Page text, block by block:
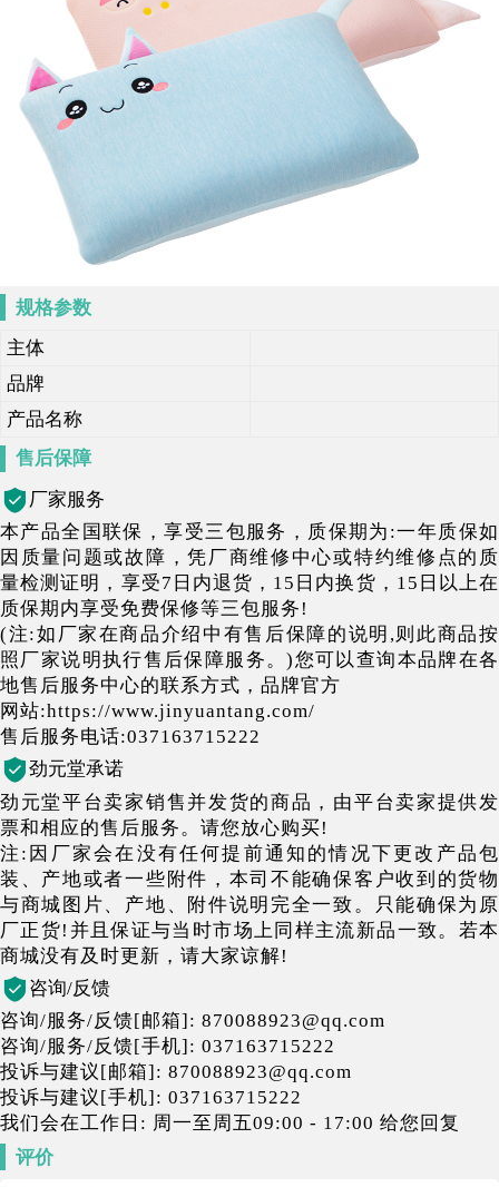
规格参数
主体
品牌
产品名称
售后保障
厂家服务
本产品全国联保，享受三包服务，质保期为:一年质保如
因质量问题或故障，凭厂商维修中心或特约维修点的质
量检测证明，享受7日内退货，15日内换货，15日以上在
质保期内享受免费保修等三包服务!
(注:如厂家在商品介绍中有售后保障的说明,则此商品按
照厂家说明执行售后保障服务。)您可以查询本品牌在各
地售后服务中心的联系方式，品牌官方
网站:https://www.jinyuantang.com/
售后服务电话:037163715222
劲元堂承诺
劲元堂平台卖家销售并发货的商品，由平台卖家提供发
票和相应的售后服务。请您放心购买!
注:因厂家会在没有任何提前通知的情况下更改产品包
装、产地或者一些附件，本司不能确保客户收到的货物
与商城图片、产地、附件说明完全一致。只能确保为原
厂正货!并且保证与当时市场上同样主流新品一致。若本
商城没有及时更新，请大家谅解!
咨询/反馈
咨询/服务/反馈[邮箱]: 870088923@qq.com
咨询/服务/反馈[手机]: 037163715222
投诉与建议[邮箱]: 870088923@qq.com
投诉与建议[手机]: 037163715222
我们会在工作日: 周一至周五09:00 - 17:00 给您回复
评价